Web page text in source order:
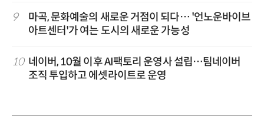
9
마곡, 문화예술의 새로운 거점이 되다… '언노운바이브
아트센터'가 여는 도시의 새로운 가능성
10 네이버, 10월 이후 AI팩토리 운영사 설립…팀네이버
조직 투입하고 에셋라이트로 운영